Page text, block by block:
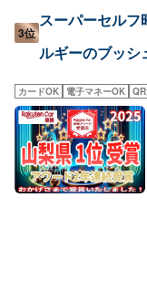
3位
スーパーセルフ
ルギーのブッシ
カードOK 電子マネーOK